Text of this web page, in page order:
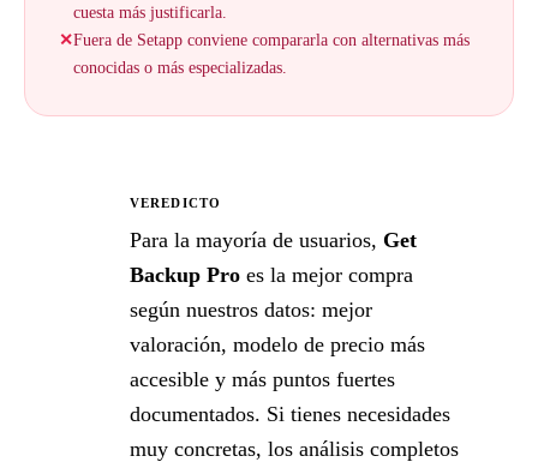
cuesta más justificarla.
✕Fuera de Setapp conviene compararla con alternativas más
conocidas o más especializadas.
VEREDICTO
Para la mayoría de usuarios, Get
Backup Pro es la mejor compra
según nuestros datos: mejor
valoración, modelo de precio más
accesible y más puntos fuertes
documentados. Si tienes necesidades
muy concretas, los análisis completos